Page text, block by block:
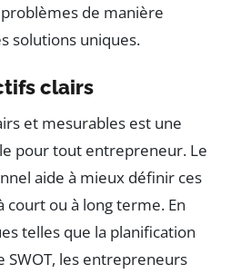
de manière
solutions uniques.
clairs
et mesurables est une
pour tout entrepreneur. Le
aide à mieux définir ces
court ou à long terme. En
telles que la planification
SWOT, les entrepreneurs